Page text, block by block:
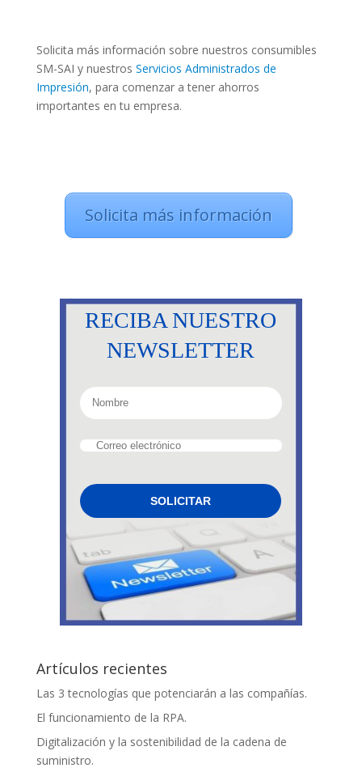
Solicita más información sobre nuestros consumibles
SM-SAI y nuestros Servicios Administrados de
Impresión, para comenzar a tener ahorros
importantes en tu empresa.
Solicita más información
RECIBA NUESTRO
NEWSLETTER
Artículos recientes
Las 3 tecnologías que potenciarán a las compañías.
El funcionamiento de la RPA.
Digitalización y la sostenibilidad de la cadena de
suministro.